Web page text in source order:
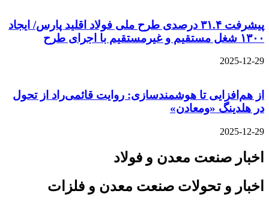
پیشرفت ۳۱.۴ درصدی طرح ملی فولاد اقلید پارس/ ایجاد
۱۳۰۰ شغل مستقیم و غیرمستقیم با اجرای طرح
2025-12-29
از هم‌افزایی تا هوشمندسازی: روایت قائمی‌راد از تحول
در هلدینگ «ومعادن»
2025-12-29
اخبار صنعت معدن و فولاد
اخبار و تحولات صنعت معدن و فلزات